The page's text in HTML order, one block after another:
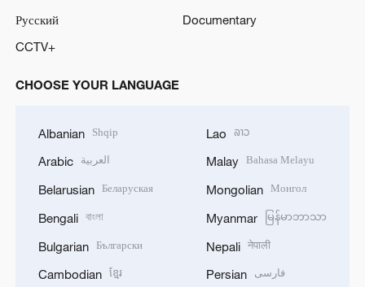
Русский
Documentary
CCTV+
CHOOSE YOUR LANGUAGE
Albanian Shqip
Arabic العربية
Belarusian Беларуская
Bengali বাংলা
Bulgarian Български
Cambodian ខ្មែរ
Lao ລາວ
Malay Bahasa Melayu
Mongolian Монгол
Myanmar မြန်မာဘာသာ
Nepali नेपाली
Persian فارسی